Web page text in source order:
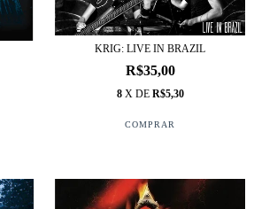
KRIG: LIVE IN BRAZIL
R$35,00
8 X DE R$5,30